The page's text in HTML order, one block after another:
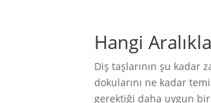
Hangi
Diş taşlarının şu kadar
dokularını ne kadar
gerektiği daha uygun